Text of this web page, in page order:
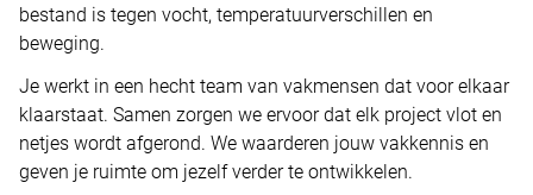
bestand is tegen vocht, temperatuurverschillen en
beweging.
Je werkt in een hecht team van vakmensen dat voor elkaar
klaarstaat. Samen zorgen we ervoor dat elk project vlot en
netjes wordt afgerond. We waarderen jouw vakkennis en
geven je ruimte om jezelf verder te ontwikkelen.